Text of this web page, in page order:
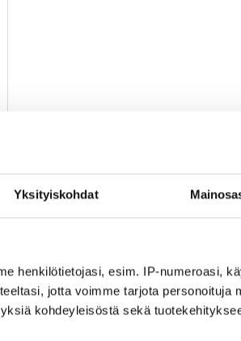
Yksityiskohdat
henkilötietojasi, esim. IP-numeroasi,
jotta voimme tarjota personoituja
kohdeyleisöstä sekä
Vieraskielisten jäsenten määrä